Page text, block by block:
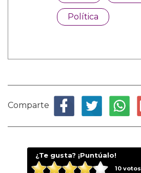
Política
Comparte
¿Te gusta? ¡Puntúalo!
10votos